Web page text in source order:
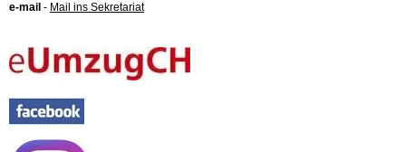
e-mail - Mail ins Sekretariat